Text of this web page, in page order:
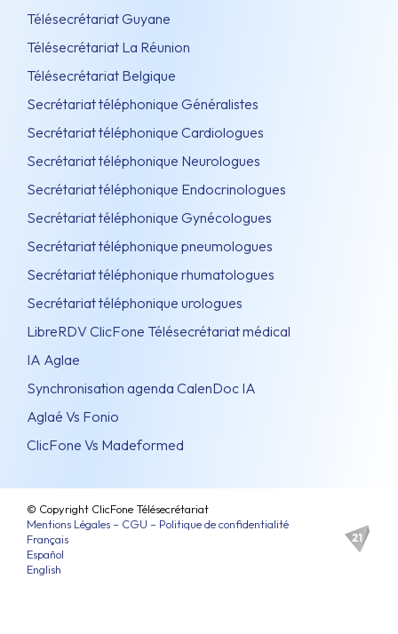
Télésecrétariat Guyane
Télésecrétariat La Réunion
Télésecrétariat Belgique
Secrétariat téléphonique Généralistes
Secrétariat téléphonique Cardiologues
Secrétariat téléphonique Neurologues
Secrétariat téléphonique Endocrinologues
Secrétariat téléphonique Gynécologues
Secrétariat téléphonique pneumologues
Secrétariat téléphonique rhumatologues
Secrétariat téléphonique urologues
LibreRDV ClicFone Télésecrétariat médical
IA Aglae
Synchronisation agenda CalenDoc IA
Aglaé Vs Fonio
ClicFone Vs Madeformed
© Copyright ClicFone Télésecrétariat
Mentions Légales – CGU – Politique de confidentialité
Français
Español
English